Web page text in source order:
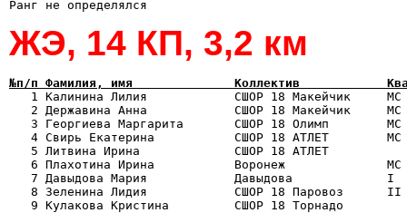
ЖЭ, 14 КП, 3,2 км
№п/п Фамилия, имя              Коллектив            Квал
1 Калинина Лилия            СШОР 18 Макейчик
2 Державина Анна            СШОР 18 Макейчик
3 Георгиева Маргарита       СШОР 18 Олимп
4 Свирь Екатерина           СШОР 18 АТЛЕТ
5 Литвина Ирина             СШОР 18 АТЛЕТ
6 Плахотина Ирина           Воронеж
7 Давыдова Мария            Давыдова             I
8 Зеленина Лидия            СШОР 18 Паровоз
9 Кулакова Кристина         СШОР 18 Торнадо